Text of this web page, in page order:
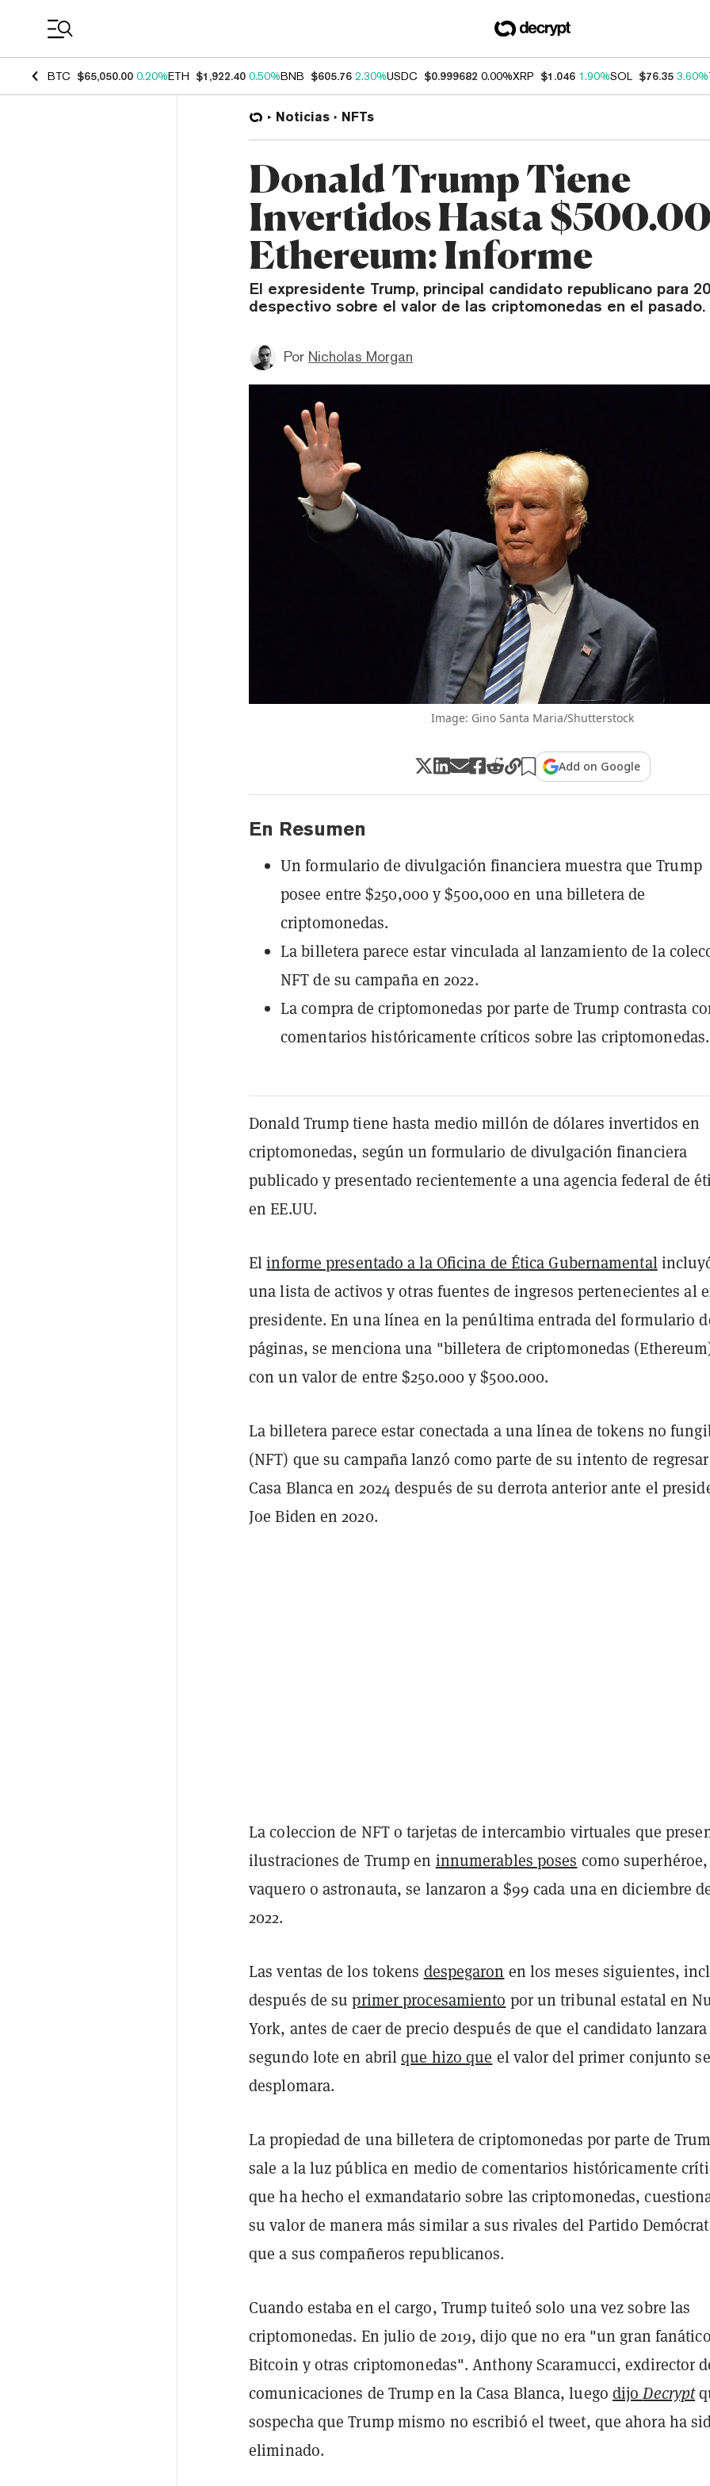
BTC $65,050.00 0.20%ETH $1,922.40 0.50%BNB $605.76 2.30%USDC $0.999682 0.00%XRP $1.046 1.90%SOL $76.35 3.60%
Noticias NFTs
Donald Trump Tiene
Invertidos Hasta
Ethereum: Informe
El expresidente Trump, principal candidato republicano para
despectivo sobre el valor de las criptomonedas en el pasado.
Por Nicholas Morgan
Image: Gino Santa Maria/Shutterstock
Add on Google
En Resumen
Un formulario de divulgación financiera muestra que Trump
posee entre $250,000 y $500,000 en una billetera de
criptomonedas.
La billetera parece estar vinculada al lanzamiento de la
NFT de su campaña en 2022.
La compra de criptomonedas por parte de Trump contrasta
comentarios históricamente críticos sobre las criptomonedas.
Donald Trump tiene hasta medio millón de dólares invertidos en
criptomonedas, según un formulario de divulgación financiera
publicado y presentado recientemente a una agencia federal de
en EE.UU.
Elinforme presentado a la Oficina de Ética Gubernamental
una lista de activos y otras fuentes de ingresos pertenecientes al
presidente. En una línea en la penúltima entrada del formulario
páginas, se menciona una "billetera de criptomonedas
con un valor de entre $250.000 y $500.000.
La billetera parece estar conectada a una línea de tokens no
(NFT) que su campaña lanzó como parte de su intento de
Casa Blanca en 2024 después de su derrota anterior ante el
Joe Biden en 2020.
La coleccion de NFT o tarjetas de intercambio virtuales que
ilustraciones de Trump en innumerables poses como superhéroe,
vaquero o astronauta, se lanzaron a $99 cada una en diciembre
2022.
Las ventas de los tokens despegaron en los meses siguientes,
después de suprimer procesamiento por un tribunal estatal en
York, antes de caer de precio después de que el candidato
segundo lote en abrilque hizo que el valor del primer conjunto se
desplomara.
La propiedad de una billetera de criptomonedas por parte de
sale a la luz pública en medio de comentarios históricamente
que ha hecho el exmandatario sobre las criptomonedas,
su valor de manera más similar a sus rivales del Partido
que a sus compañeros republicanos.
Cuando estaba en el cargo, Trump tuiteó solo una vez sobre las
criptomonedas. En julio de 2019, dijo que no era "un gran
Bitcoin y otras criptomonedas". Anthony Scaramucci, exdirector
comunicaciones de Trump en la Casa Blanca, luego dijoDecrypt
sospecha que Trump mismo no escribió el tweet, que ahora ha
eliminado.